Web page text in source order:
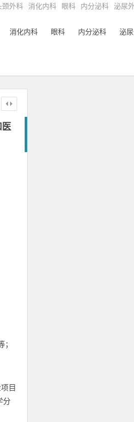
颈外科 消化内科 眼科 内分泌科 泌尿
消化内科 眼科 内分泌科 泌
医
目
分